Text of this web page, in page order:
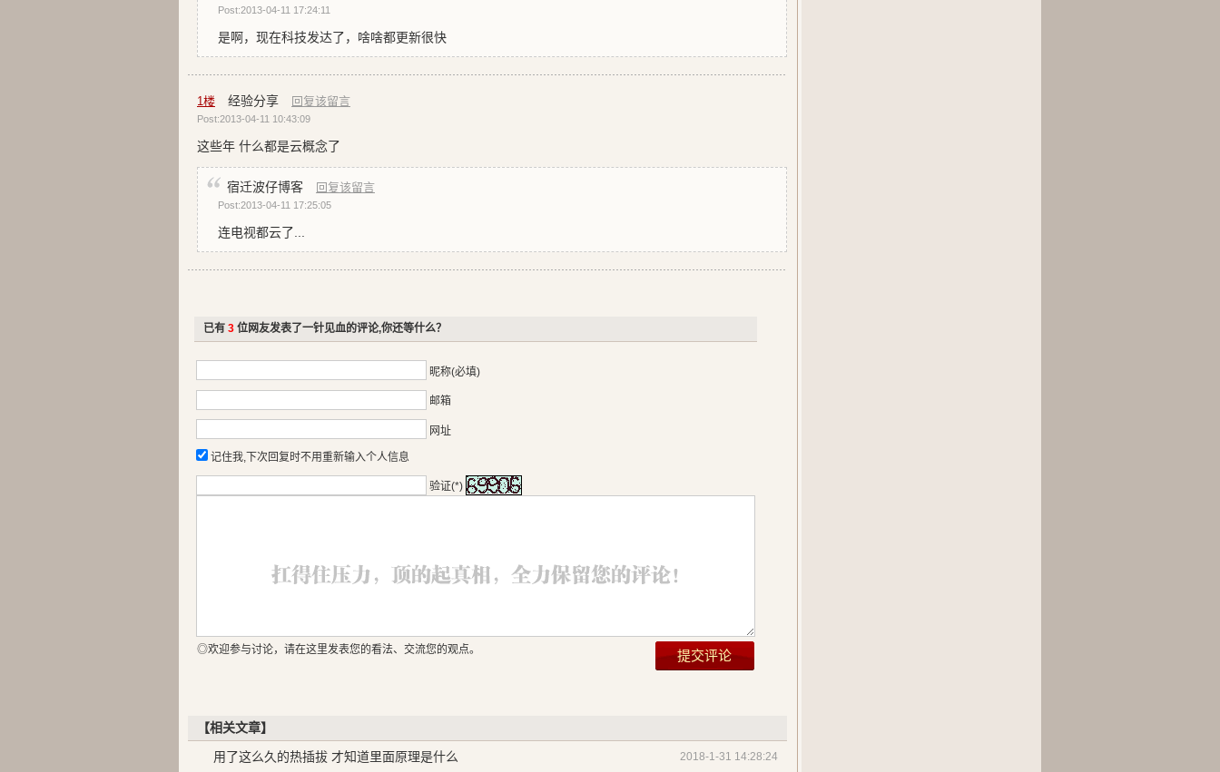
Post:2013-04-11 17:24:11
是啊，现在科技发达了，啥啥都更新很快
1楼 经验分享 回复该留言
Post:2013-04-11 10:43:09
这些年 什么都是云概念了
宿迁波仔博客 回复该留言
Post:2013-04-11 17:25:05
连电视都云了...
已有 3位网友发表了一针见血的评论,你还等什么？
昵称(必填)
邮箱
网址
记住我,下次回复时不用重新输入个人信息
验证(*)
◎欢迎参与讨论，请在这里发表您的看法、交流您的观点。
【相关文章】
2018-1-31 14:28:24
用了这么久的热插拔 才知道里面原理是什么